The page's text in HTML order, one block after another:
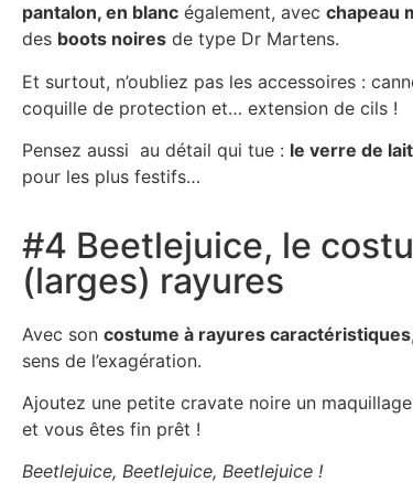
pantalon, en blanc également, avec chapeau
des boots noires de type Dr Martens.
Et surtout, n’oubliez pas les accessoires :
coquille de protection et… extension de cils !
Pensez aussi au détail qui tue : le verre de lait
pour les plus festifs…
#4 Beetlejuice, le
(larges) rayures
Avec son costume à rayures caractéristiques
sens de l’exagération.
Ajoutez une petite cravate noire un
et vous êtes fin prêt !
Beetlejuice, Beetlejuice, Beetlejuice !